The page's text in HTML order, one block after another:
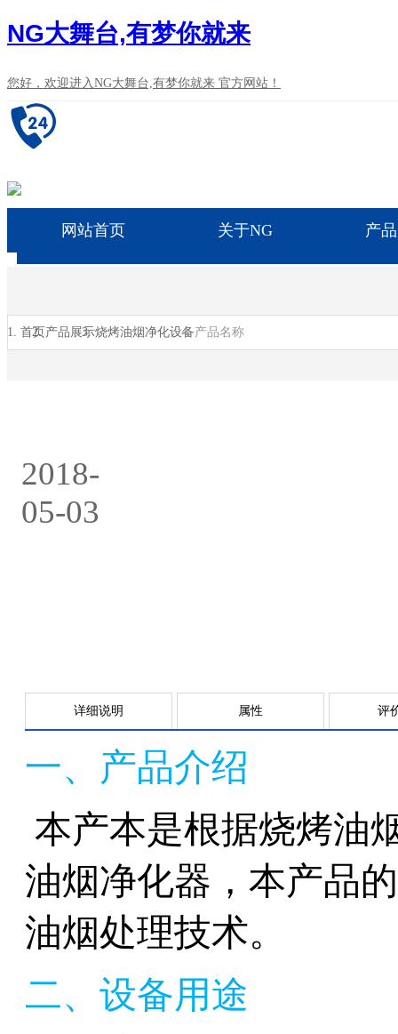
NG大舞台,有梦你就来
您好，欢迎进入NG大舞台,有梦你就来 官方网站！
网站首页 关于NG 产
首页产品展示烧烤油烟净化设备产品名称
2018-
05-03
详细说明 属性 评
一、产品介绍
本产本是根据烧烤油
油烟净化器，本产品
油烟处理技术。
二、设备用途